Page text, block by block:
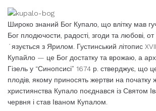
Широко знаний Бог Купало, що влітку мав
Бог плодючости, радості, згоди та любові,
´язується з Ярилом. Густинський літопис
Купайло — це Бог достатку та врожаю, а
Гізель у “Синопсисі” 1674 р. стверджує, що
плодів, якому приносять жертви на
християнства Купало поєднався із Святом
червня і став Іваном Купалом.